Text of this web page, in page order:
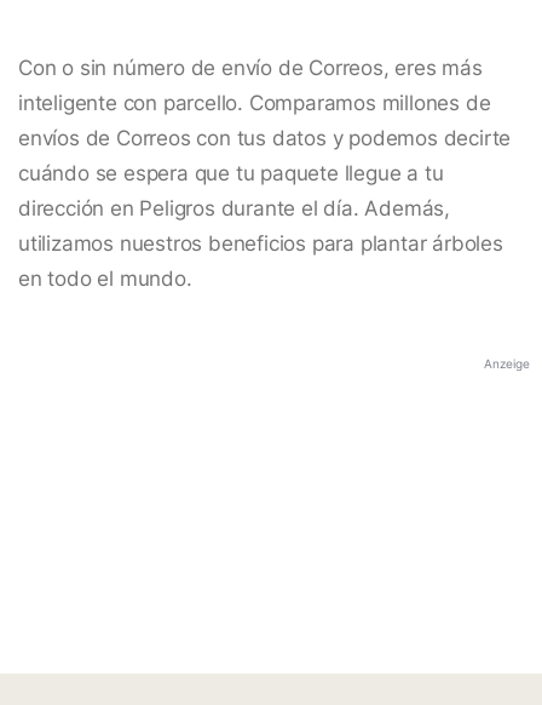
Con o sin número de envío de Correos, eres más
inteligente con parcello. Comparamos millones de
envíos de Correos con tus datos y podemos decirte
cuándo se espera que tu paquete llegue a tu
dirección en Peligros durante el día. Además,
utilizamos nuestros beneficios para plantar árboles
en todo el mundo.
Anzeige